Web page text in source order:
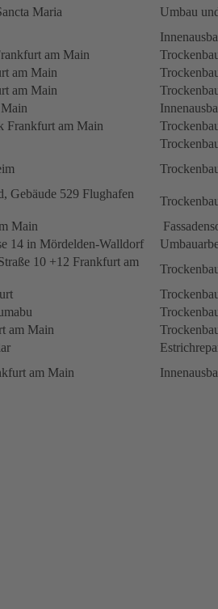
Maria
Umbau
am Main
am Main
am Main
Frankfurt am Main
Gebäude 529 Flughafen
Main
14 in Mördelden-Walldorf
10 +12 Frankfurt am
am Main
am Main